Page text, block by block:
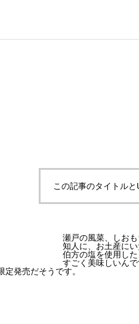
この記事のタイトル
瀬戸の風菜、しお
知人に、お土産に
伯方の塩を使用し
すごく美味しいん
発売だそうです。